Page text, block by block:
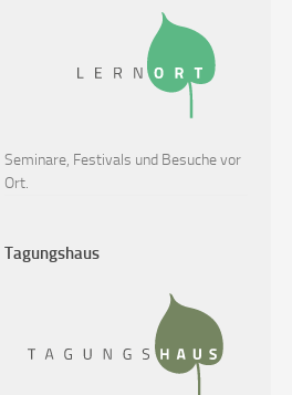
Seminare, Festivals und Besuche vor
Ort.
Tagungshaus